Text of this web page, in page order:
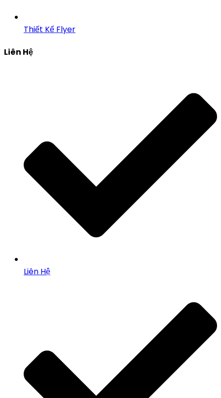
Thiết Kế Flyer
Liên Hệ
Liên Hệ